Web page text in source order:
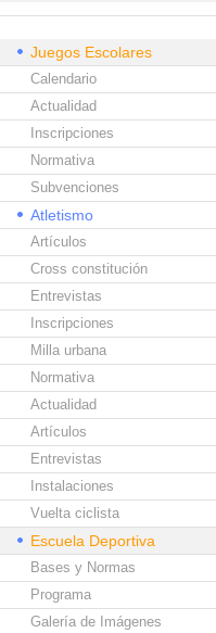
Juegos Escolares
Calendario
Actualidad
Inscripciones
Normativa
Subvenciones
Atletismo
Artículos
Cross constitución
Entrevistas
Inscripciones
Milla urbana
Normativa
Actualidad
Artículos
Entrevistas
Instalaciones
Vuelta ciclista
Escuela Deportiva
Bases y Normas
Programa
Galería de Imágenes